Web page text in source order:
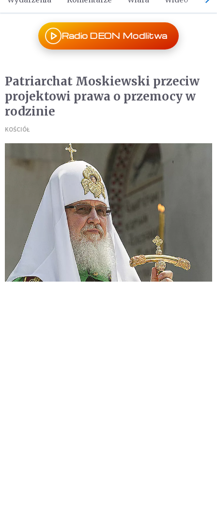
Radio DEON Modlitwa
Patriarchat Moskiewski przeciw
projektowi prawa o przemocy w
rodzinie
KOŚCIÓŁ